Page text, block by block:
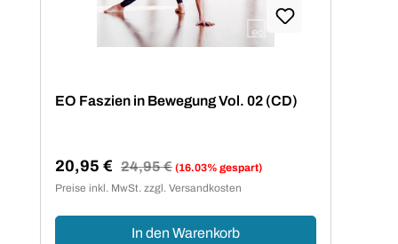
EO Faszien in Bewegung Vol. 02 (CD)
Verkaufspreis:
20,95 € Regulärer Preis:
24,95 € (16.03% gespart)
Preise inkl. MwSt. zzgl. Versandkosten
In den Warenkorb